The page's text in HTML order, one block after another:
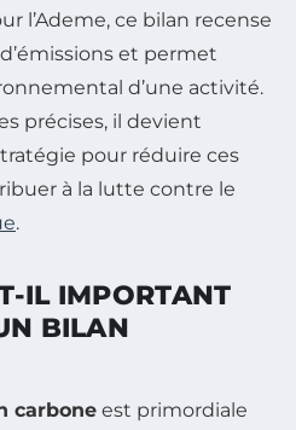
l’Ademe, ce bilan recense
et permet
d’une activité.
précises, il devient
pour réduire ces
à la lutte contre le
.
IL IMPORTANT
BILAN
carbone est primordiale